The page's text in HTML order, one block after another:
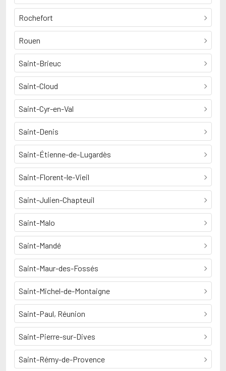
Rochefort
Rouen
Saint-Brieuc
Saint-Cloud
Saint-Cyr-en-Val
Saint-Denis
Saint-Étienne-de-Lugardès
Saint-Florent-le-Vieil
Saint-Julien-Chapteuil
Saint-Malo
Saint-Mandé
Saint-Maur-des-Fossés
Saint-Michel-de-Montaigne
Saint-Paul, Réunion
Saint-Pierre-sur-Dives
Saint-Rémy-de-Provence